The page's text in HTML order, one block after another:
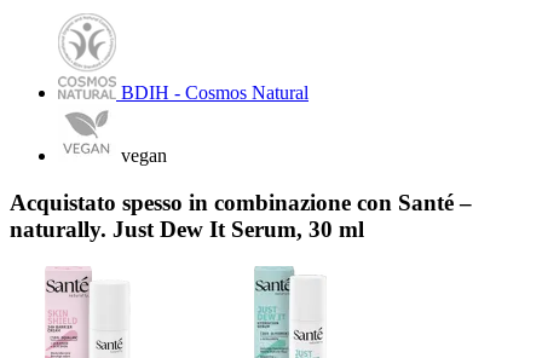
BDIH - Cosmos Natural
vegan
Acquistato spesso in combinazione con Santé –
naturally. Just Dew It Serum, 30 ml